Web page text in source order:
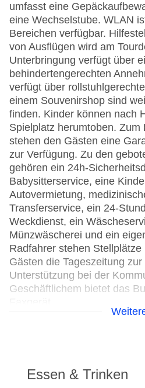
umfasst eine
eine Wechselstube. WLAN
Bereichen verfügbar.
von Ausflügen wird am
Unterbringung verfügt über
behindertengerechten
verfügt über
einem Souvenirshop sind
finden. Kinder können nach
Spielplatz herumtoben. Zum
stehen den Gästen eine
zur Verfügung. Zu den
gehören ein 24h-
Babysitterservice, eine
Autovermietung,
Transferservice, ein 24-
Weckdienst, ein
Münzwäscherei und ein
Radfahrer stehen
Gästen die Tageszeitung
Unterstützung bei der
Geschäftlichem bietet das
Konferenzraum
Garage
Essen & Trinken